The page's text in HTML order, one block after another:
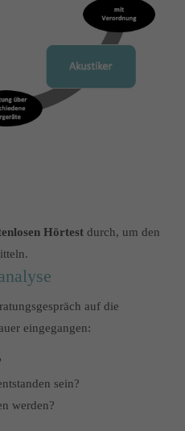
Aenean massa. Cum
dis parturient montes,
Hörtest durch, um den
auf die
eingegangen:
sein?
werden?